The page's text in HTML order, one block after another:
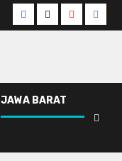
Facebook
TwitterYoutube
JAWA BARAT